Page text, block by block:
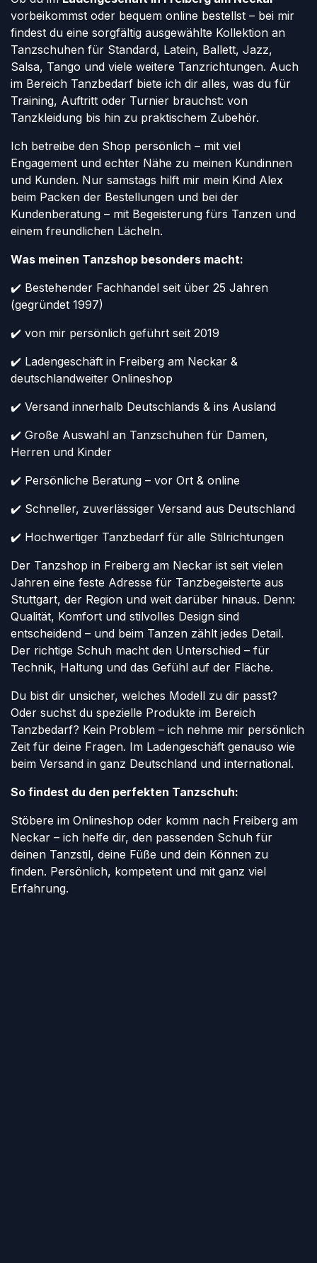
vorbeikommst oder bequem online bestellst – bei mir
findest du eine sorgfältig ausgewählte Kollektion an
Tanzschuhen für Standard, Latein, Ballett, Jazz,
Salsa, Tango und viele weitere Tanzrichtungen. Auch
im Bereich Tanzbedarf biete ich dir alles, was du für
Training, Auftritt oder Turnier brauchst: von
Tanzkleidung bis hin zu praktischem Zubehör.
Ich betreibe den Shop persönlich – mit viel
Engagement und echter Nähe zu meinen Kundinnen
und Kunden. Nur samstags hilft mir mein Kind Alex
beim Packen der Bestellungen und bei der
Kundenberatung – mit Begeisterung fürs Tanzen und
einem freundlichen Lächeln.
Was meinen Tanzshop besonders macht:
✔️ Bestehender Fachhandel seit über 25 Jahren
(gegründet 1997)
✔️ von mir persönlich geführt seit 2019
✔️ Ladengeschäft in Freiberg am Neckar &
deutschlandweiter Onlineshop
✔️ Versand innerhalb Deutschlands & ins Ausland
✔️ Große Auswahl an Tanzschuhen für Damen,
Herren und Kinder
✔️ Persönliche Beratung – vor Ort & online
✔️ Schneller, zuverlässiger Versand aus Deutschland
✔️ Hochwertiger Tanzbedarf für alle Stilrichtungen
Der Tanzshop in Freiberg am Neckar ist seit vielen
Jahren eine feste Adresse für Tanzbegeisterte aus
Stuttgart, der Region und weit darüber hinaus. Denn:
Qualität, Komfort und stilvolles Design sind
entscheidend – und beim Tanzen zählt jedes Detail.
Der richtige Schuh macht den Unterschied – für
Technik, Haltung und das Gefühl auf der Fläche.
Du bist dir unsicher, welches Modell zu dir passt?
Oder suchst du spezielle Produkte im Bereich
Tanzbedarf? Kein Problem – ich nehme mir persönlich
Zeit für deine Fragen. Im Ladengeschäft genauso wie
beim Versand in ganz Deutschland und international.
So findest du den perfekten Tanzschuh:
Stöbere im Onlineshop oder komm nach Freiberg am
Neckar – ich helfe dir, den passenden Schuh für
deinen Tanzstil, deine Füße und dein Können zu
finden. Persönlich, kompetent und mit ganz viel
Erfahrung.